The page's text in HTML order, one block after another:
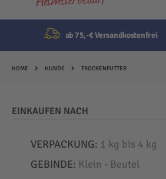
ab 75,-€ Versandkostenfrei
HOME HUNDE TROCKENFUTTER
EINKAUFEN NACH
VERPACKUNG 1 kg bis 4 kg
GEBINDE Klein - Beutel